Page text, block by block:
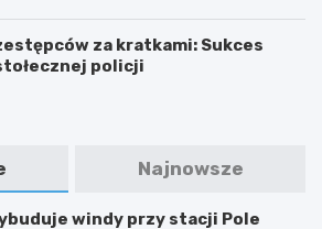
za kratkami: Sukces
policji
Najnowsze
windy przy stacji Pole